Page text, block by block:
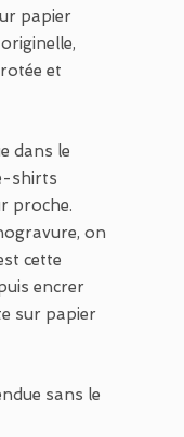
papier
et
dans le
shirts
proche.
on
cette
encrer
sur papier
sans le